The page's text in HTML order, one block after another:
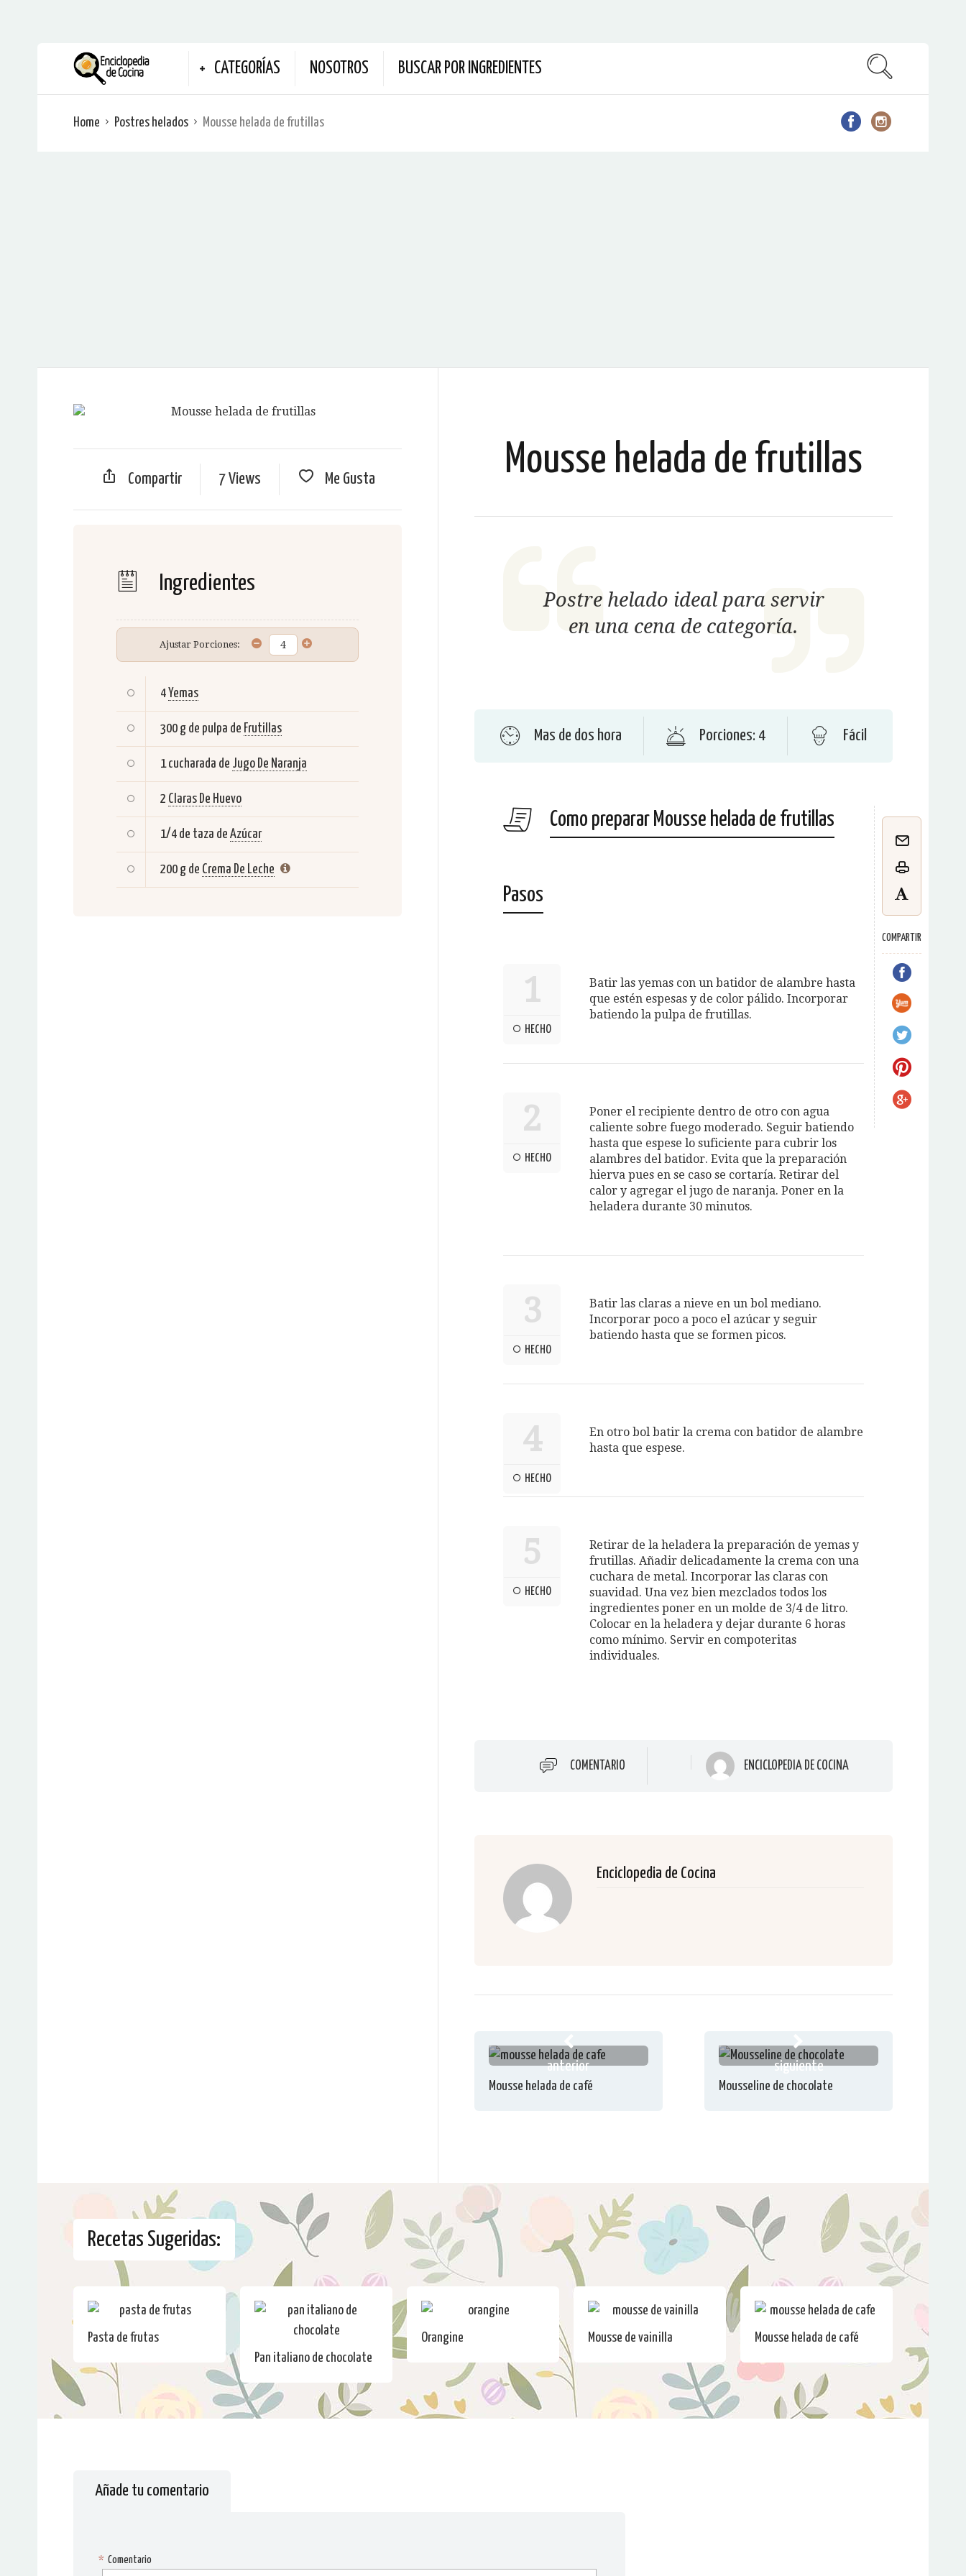
CATEGORÍAS NOSOTROS BUSCAR POR INGREDIENTES
Home Postres helados Mousse helada de frutillas
Compartir 7 Views Me Gusta
Ingredientes
Ajustar Porciones:
4Yemas
300 g de pulpa de Frutillas
1 cucharada de Jugo De Naranja
2 Claras De Huevo
1/4 de taza de Azúcar
200 g de Crema De Leche
Mousse helada de frutillas
Postre helado ideal para servir
en una cena de categoría.
Mas de dos hora Porciones: 4 Fácil
Como preparar Mousse helada de frutillas
COMPARTIR
Pasos
1
HECHO
Batir las yemas con un batidor de alambre hasta
que estén espesas y de color pálido. Incorporar
batiendo la pulpa de frutillas.
2
HECHO
Poner el recipiente dentro de otro con agua
caliente sobre fuego moderado. Seguir batiendo
hasta que espese lo suficiente para cubrir los
alambres del batidor. Evita que la preparación
hierva pues en se caso se cortaría. Retirar del
calor y agregar el jugo de naranja. Poner en la
heladera durante 30 minutos.
3
HECHO
Batir las claras a nieve en un bol mediano.
Incorporar poco a poco el azúcar y seguir
batiendo hasta que se formen picos.
4
HECHO
En otro bol batir la crema con batidor de alambre
hasta que espese.
5
HECHO
Retirar de la heladera la preparación de yemas y
frutillas. Añadir delicadamente la crema con una
cuchara de metal. Incorporar las claras con
suavidad. Una vez bien mezclados todos los
ingredientes poner en un molde de 3/4 de litro.
Colocar en la heladera y dejar durante 6 horas
como mínimo. Servir en compoteritas
individuales.
COMENTARIO ENCICLOPEDIA DE COCINA
Enciclopedia de Cocina
anterior
Mousse helada de café
siguiente
Mousseline de chocolate
Recetas Sugeridas:
Pasta de frutas
Pan italiano de chocolate
Orangine Mousse de vainilla Mousse helada de café
Añade tu comentario
Comentario
*